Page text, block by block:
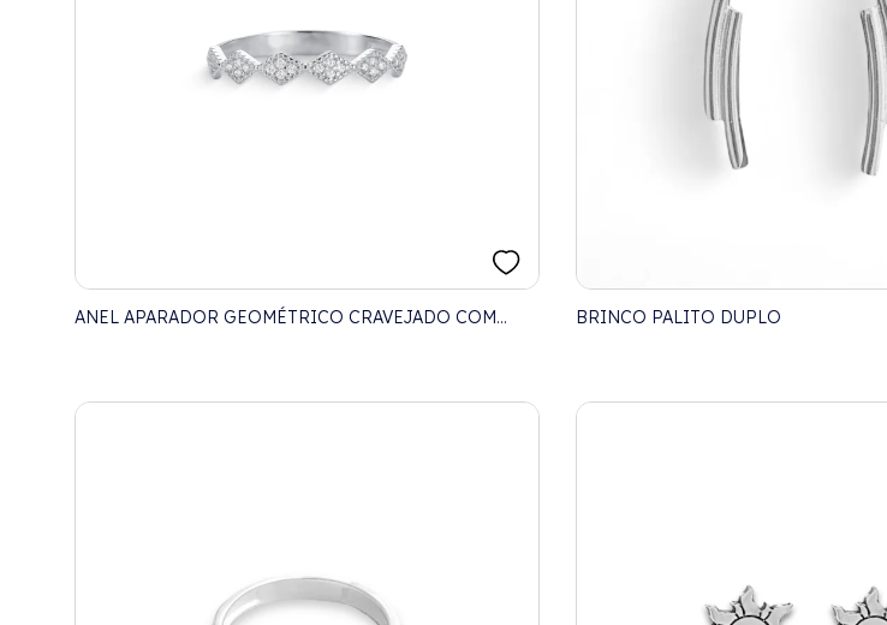
ANEL APARADOR GEOMÉTRICO CRAVEJADO COM
BRINCO PALITO DUPLO